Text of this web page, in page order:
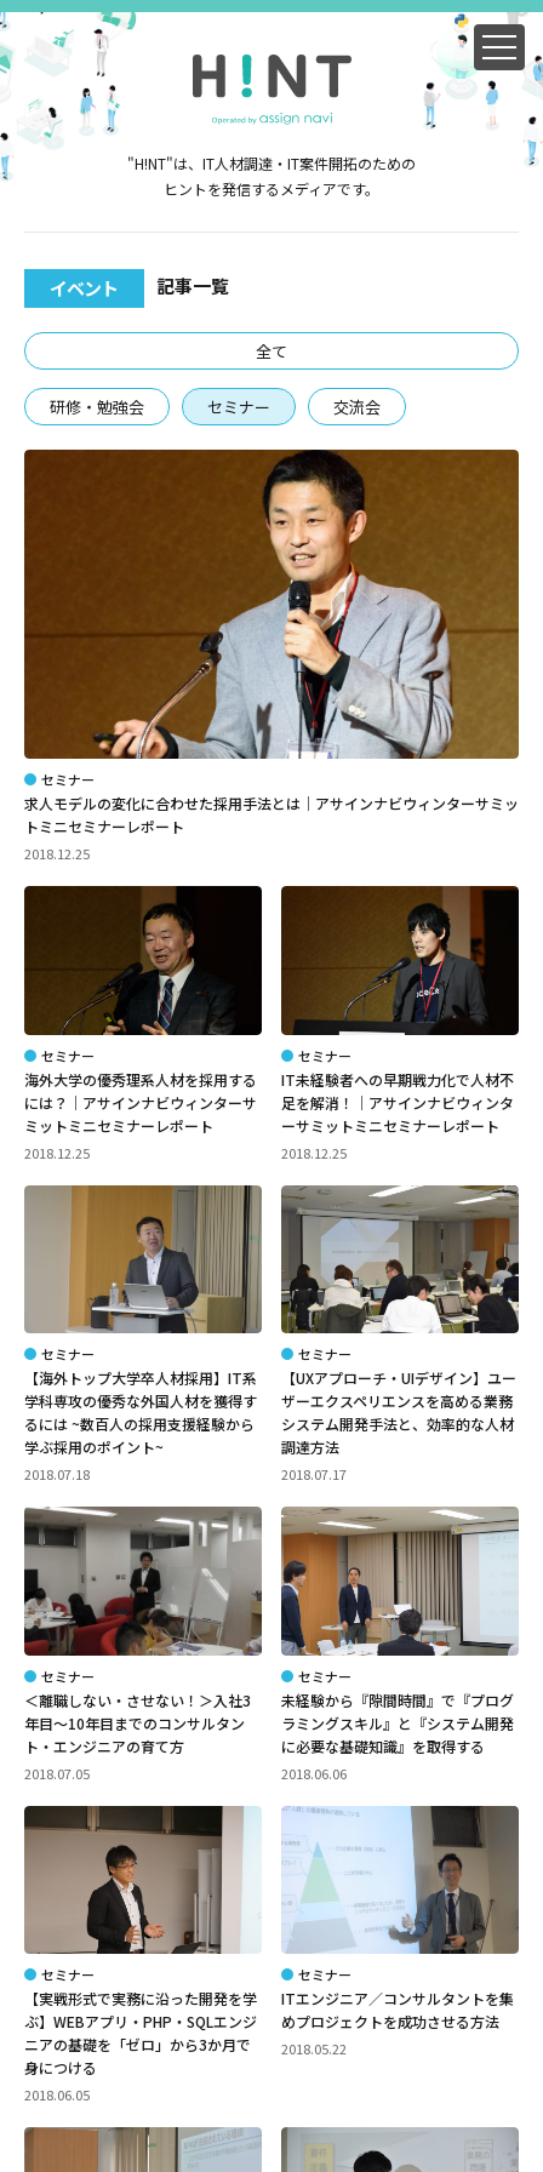
"H!NT"は、IT人材調達・IT案件開拓のための
ヒントを発信するメディアです。
イベント 記事一覧
全て
研修・勉強会 セミナー 交流会
セミナー
求人モデルの変化に合わせた採用手法とは│アサインナビウィンターサミッ
トミニセミナーレポート
2018.12.25
セミナー
海外大学の優秀理系人材を採用する
には？│アサインナビウィンターサ
ミットミニセミナーレポート
2018.12.25
セミナー
IT未経験者への早期戦力化で人材不
足を解消！│アサインナビウィンタ
ーサミットミニセミナーレポート
2018.12.25
セミナー
【海外トップ大学卒人材採用】IT系
学科専攻の優秀な外国人材を獲得す
るには ~数百人の採用支援経験から
学ぶ採用のポイント~
2018.07.18
セミナー
【UXアプローチ・UIデザイン】ユー
ザーエクスペリエンスを高める業務
システム開発手法と、効率的な人材
調達方法
2018.07.17
セミナー
＜離職しない・させない！＞入社3
年目～10年目までのコンサルタン
ト・エンジニアの育て方
2018.07.05
セミナー
未経験から『隙間時間』で『プログ
ラミングスキル』と『システム開発
に必要な基礎知識』を取得する
2018.06.06
セミナー
【実戦形式で実務に沿った開発を学
ぶ】WEBアプリ・PHP・SQLエンジ
ニアの基礎を「ゼロ」から3か月で
身につける
2018.06.05
セミナー
ITエンジニア／コンサルタントを集
めプロジェクトを成功させる方法
2018.05.22